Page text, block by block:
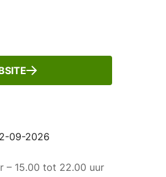
09-2026
– 15.00 tot 22.00 uur